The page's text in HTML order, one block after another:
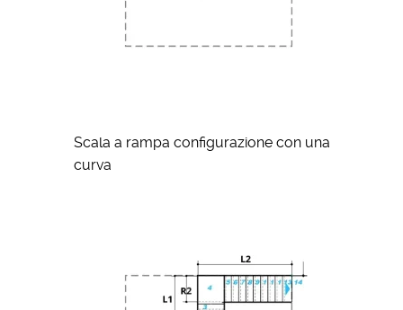
Scala a rampa configurazione con una
curva